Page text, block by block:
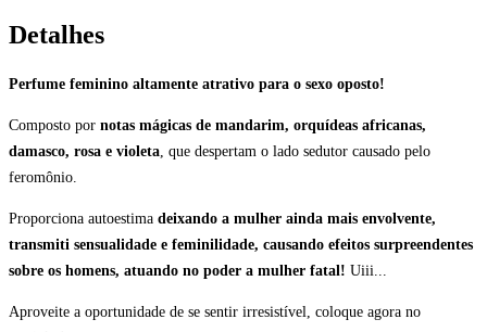
Detalhes
Perfume feminino altamente atrativo para o sexo oposto!
Composto por notas mágicas de mandarim, orquídeas africanas,
damasco, rosa e violeta, que despertam o lado sedutor causado pelo
feromônio.
Proporciona autoestima deixando a mulher ainda mais envolvente,
transmiti sensualidade e feminilidade, causando efeitos surpreendentes
sobre os homens, atuando no poder a mulher fatal! Uiii...
Aproveite a oportunidade de se sentir irresistível, coloque agora no